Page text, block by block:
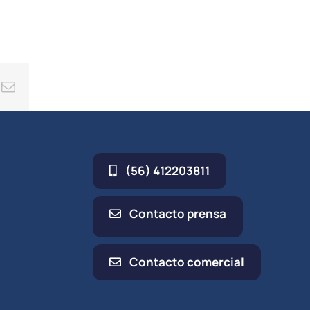
Correo
(56) 412203811
Contacto prensa
Contacto comercial